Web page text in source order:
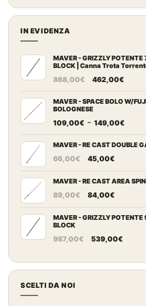
a
da
IN EVIDENZA
MAVER - GRIZZLY
BLOCK | Canna Trota
868,00€
Il
originale
era:
868,00€.
462,00€Il
MAVER - SPACE BOLO W/
BOLOGNESE
109,00€ - 149,00€Fascia
a
MAVER - RE CAST DOUBLE
66,00€
Il
originale
era:
45,00€Il
attuale
è:
MAVER - RE CAST AREA
89,00€
Il
originale
89,00€.
84,00€Il
attuale
84,00€.
MAVER - GRIZZLY
BLOCK
987,00€
Il
originale
539,00€Il
SCELTI DA NOI